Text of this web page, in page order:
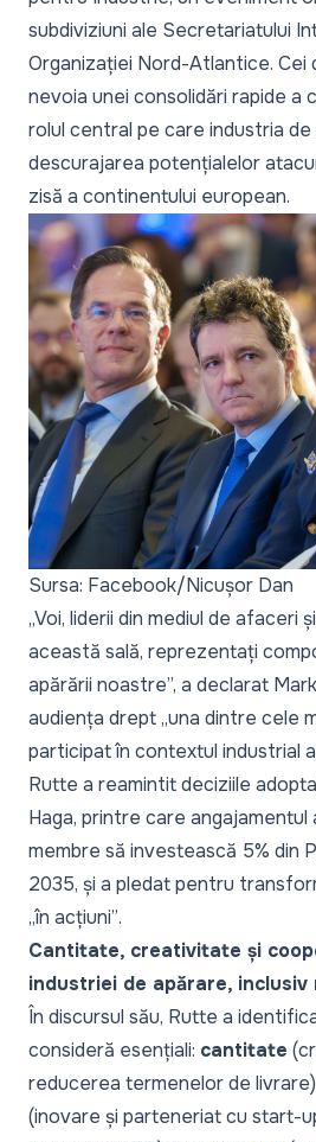
subdiviziuni ale Secretariatului
Organizației Nord-Atlantice. Cei
nevoia unei consolidări rapide a
rolul central pe care industria
descurajarea potențialelor
zisă a continentului european.
Sursa: Facebook/Nicușor Dan
„Voi, liderii din mediul de afaceri
această sală, reprezentați
apărării noastre”, a declarat
audiența drept „una dintre cele
participat în contextul industrial
Rutte a reamintit deciziile
Haga, printre care
membre să investească 5% din
2035, și a pledat pentru
„în acțiuni”.
Cantitate, creativitate și
industriei de apărare, inclusiv
În discursul său, Rutte a
consideră esențiali: cantitate
reducerea termenelor de
(inovare și parteneriat cu start-